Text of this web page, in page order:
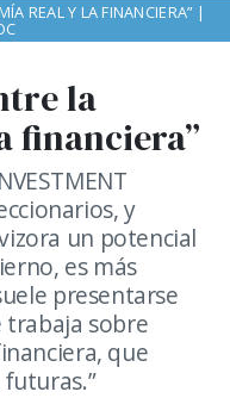
la
financiera”
y
un potencial
es más
presentarse
trabaja sobre
que
REAL Y LA FINANCIERA” |